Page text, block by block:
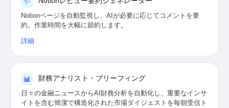
Notionページを自動監視し、AIが必要に応じてコメントを要
約。作業時間を大幅に節約します。
詳細
📊 財務アナリスト・ブリーフィング
日々の金融ニュースからAI財務分析を自動化し、重要なインサ
イトを含む簡潔で構造化された市場ダイジェストを毎朝受信ト